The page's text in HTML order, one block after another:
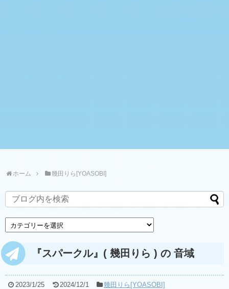
ホーム 幾田りら[YOASOBI]
『スパークル』( 幾田りら ) の 音域
2023/1/25 2024/12/1 幾田りら[YOASOBI]